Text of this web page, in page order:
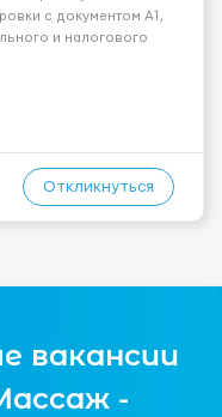
с документом A1,
и налогового
доступом к
Откликнуться
вакансии
-